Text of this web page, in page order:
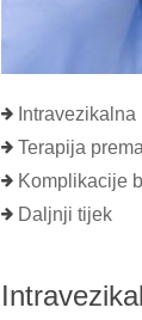
Terapija
Komplikacije
Daljnji tijek